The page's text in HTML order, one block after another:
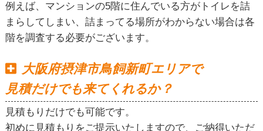
例えば、マンションの5階に住んでいる方がトイレを詰
まらしてしまい、詰まってる場所がわからない場合は各
階を調査する必要がございます。
大阪府摂津市鳥飼新町エリアで
見積だけでも来てくれるか？
見積もりだけでも可能です。
初めに見積もりをご提示いたしますので、ご納得いただ